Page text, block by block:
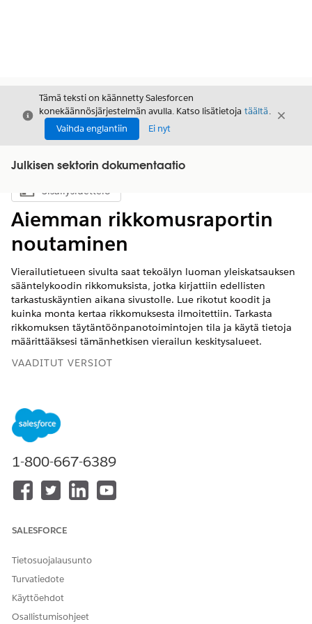
Sulje
Tämä teksti on käännetty Salesforcen
konekäännösjärjestelmän avulla. Katso lisätietoja täältä.
Vaihda englantiin
Ei nyt
Sulje
Julkisen sektorin dokumentaatio
Näytä sisällysluettelo
Sisällysluettelo
Aiemman rikkomusraportin
noutaminen
Vierailutietueen sivulta saat tekoälyn luoman yleiskatsauksen
sääntelykoodin rikkomuksista, jotka kirjattiin edellisten
tarkastuskäyntien aikana sivustolle. Lue rikotut koodit ja
kuinka monta kertaa rikkomuksesta ilmoitettiin. Tarkasta
rikkomuksen täytäntöönpanotoimintojen tila ja käytä tietoja
määrittääksesi tämänhetkisen vierailun keskitysalueet.
VAADITUT VERSIOT
Aiemman rikkomusraportin
luominen:
Etsi ja avaa sovelluskäynnistimestä
1-800-667-6389
SALESFORCE
Tietosuojalausunto
Turvatiedote
Käyttöehdot
Osallistumisohjeet